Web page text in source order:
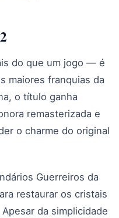
do que um jogo — é
maiores franquias da
o título ganha
remasterizada e
o charme do original
Guerreiros da
restaurar os cristais
da simplicidade